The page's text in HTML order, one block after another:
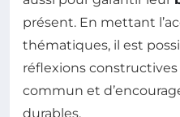
présent. En mettant
thématiques, il est
réflexions
commun et
durables.